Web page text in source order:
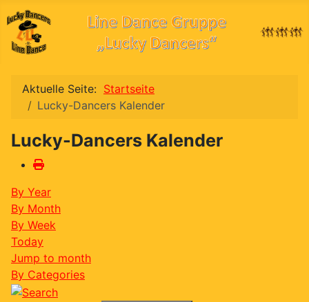
Aktuelle Seite: Startseite
Lucky-Dancers Kalender
Lucky-Dancers Kalender
By Year
By Month
By Week
Today
Jump to month
By Categories